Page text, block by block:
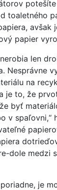
toaletného
avšak
papier
len
Nesprávne
na
je to, že
byť
v spaľovni,“
dole medzi
je